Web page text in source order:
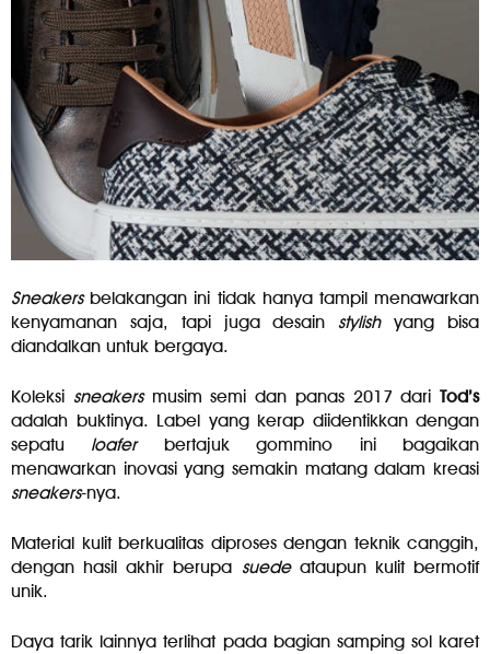
Sneakersbelakangan ini tidak hanya tampil menawarkan
kenyamanan saja, tapi juga desain stylishyang bisa
diandalkan untuk bergaya.
Koleksi sneakersmusim semi dan panas 2017 dari Tod’s
adalah buktinya. Label yang kerap diidentikkan dengan
sepatu loaferbertajuk gommino ini bagaikan
menawarkan inovasi yang semakin matang dalam kreasi
sneakers-nya.
Material kulit berkualitas diproses dengan teknik canggih,
dengan hasil akhir berupa suedeataupun kulit bermotif
unik.
Daya tarik lainnya terlihat pada bagian samping sol karet